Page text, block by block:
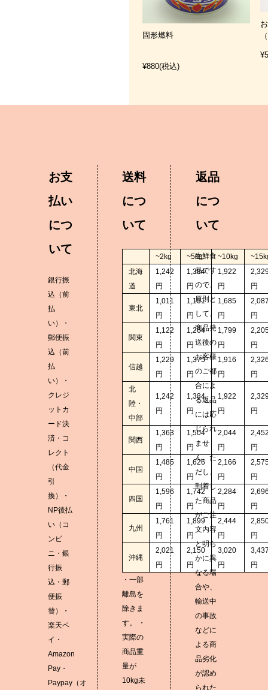
固形燃料
¥880(税込)
お支
払い
につ
いて
銀行振
込（前
払
い）・
郵便振
込（前
払
い）・
クレジ
ットカ
ード決
済・コ
レクト
（代金
引
換）・
NP後払
い（コ
ンビ
ニ・銀
行振
込・郵
便振
替）・
楽天ペ
イ・
Amazon
Pay・
Paypay（オ
送料
につ
いて
~2kg ~5kg ~10kg
北海
道
1,242
円
1,384
円
1,922
円
円
東北
1,011
円
1,151
円
1,685
円
円
関東
1,122
円
1,264
円
1,799
円
円
信越
1,229
円
1,375
円
1,916
円
円
北
陸・
中部
1,242
円
1,384
円
1,922
円
円
関西
1,363
円
1,504
円
2,044
円
円
中国
1,485
円
1,626
円
2,166
円
円
四国
1,596
円
1,742
円
2,284
円
円
九州
1,761
円
1,899
円
2,444
円
円
沖縄
2,021
円
2,150
円
3,020
円
円
・一部
離島を
除きま
す。 ・
実際の
商品重
量が
10kg未
返品
につ
いて
生鮮食
品です
ので、
原則と
して、
商品発
送後の
お客様
のご都
合によ
る返品
には応
じられ
ませ
ん。た
だし、
到着し
た商品
がご注
文内容
と明ら
かに異
なる場
合や、
輸送中
の事故
などに
よる商
品劣化
が認め
られた